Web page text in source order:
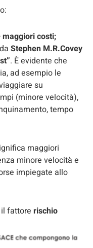
costi;
Stephen M.R.Covey
. È evidente che
ad esempio le
su
(minore velocità),
tempo
maggiori
minore velocità e
impiegate allo
fattore rischio